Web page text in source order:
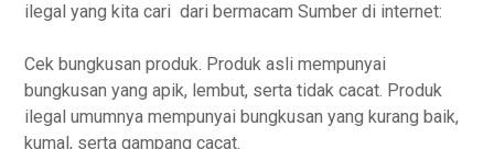
ilegal yang kita cari dari bermacam Sumber di internet:
Cek bungkusan produk. Produk asli mempunyai
bungkusan yang apik, lembut, serta tidak cacat. Produk
ilegal umumnya mempunyai bungkusan yang kurang baik,
kumal, serta gampang cacat.